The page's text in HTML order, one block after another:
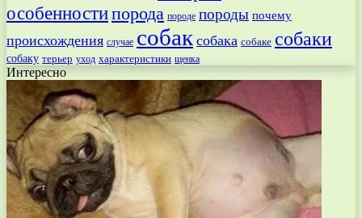
особенностипорода породе породы почему
происхождения случае собак собака собаке собаки
собаку терьер уход характеристики щенка
Интересно